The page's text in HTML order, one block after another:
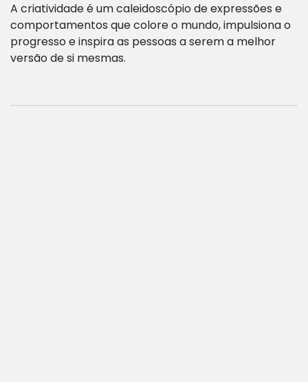
A criatividade é um caleidoscópio de expressões e
comportamentos que colore o mundo, impulsiona o
progresso e inspira as pessoas a serem a melhor
versão de si mesmas.